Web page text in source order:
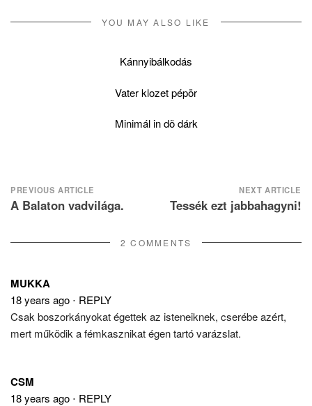
YOU MAY ALSO LIKE
Kánnyibálkodás
Vater klozet pépör
Minimál in dö dárk
Post
navigation
PREVIOUS ARTICLE
A Balaton vadvilága.
NEXT ARTICLE
Tessék ezt jabbahagyni!
2 COMMENTS
MUKKA
18 years ago ⋅ REPLY
Csak boszorkányokat égettek az isteneiknek, cserébe azért,
mert működik a fémkasznikat égen tartó varázslat.
CSM
18 years ago ⋅ REPLY